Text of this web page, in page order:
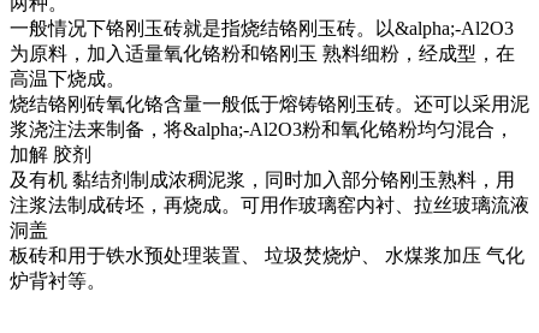
一般情况下铬刚玉砖就是指烧结铬刚玉砖。以&alpha;-Al2O3
为原料，加入适量氧化铬粉和铬刚玉 熟料细粉，经成型，在
高温下烧成。
烧结铬刚砖氧化铬含量一般低于熔铸铬刚玉砖。还可以采用泥
浆浇注法来制备，将&alpha;-Al2O3粉和氧化铬粉均匀混合，
加解 胶剂
及有机 黏结剂制成浓稠泥浆，同时加入部分铬刚玉熟料，用
注浆法制成砖坯，再烧成。可用作玻璃窑内衬、拉丝玻璃流液
洞盖
板砖和用于铁水预处理装置、 垃圾焚烧炉、 水煤浆加压 气化
炉背衬等。